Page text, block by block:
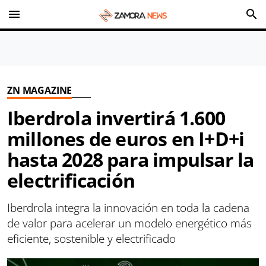
menu search
ZN MAGAZINE
Iberdrola invertirá 1.600
millones de euros en I+D+i
hasta 2028 para impulsar la
electrificación
Iberdrola integra la innovación en toda la cadena
de valor para acelerar un modelo energético más
eficiente, sostenible y electrificado